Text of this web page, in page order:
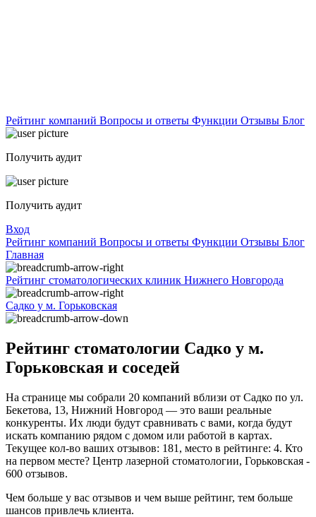
Рейтинг компаний Вопросы и ответы Функции Отзывы Блог
Получить аудит
Получить аудит
Вход
Рейтинг компаний Вопросы и ответы Функции Отзывы Блог
Главная
Рейтинг стоматологических клиник Нижнего Новгорода
Садко у м. Горьковская
Рейтинг стоматологии Садко у м.
Горьковская и соседей
На странице мы собрали 20 компаний вблизи от Садко по ул.
Бекетова, 13, Нижний Новгород — это ваши реальные
конкуренты. Их люди будут сравнивать с вами, когда будут
искать компанию рядом с домом или работой в картах.
Текущее кол-во ваших отзывов: 181, место в рейтинге: 4. Кто
на первом месте? Центр лазерной стоматологии, Горьковская -
600 отзывов.
Чем больше у вас отзывов и чем выше рейтинг, тем больше
шансов привлечь клиента.